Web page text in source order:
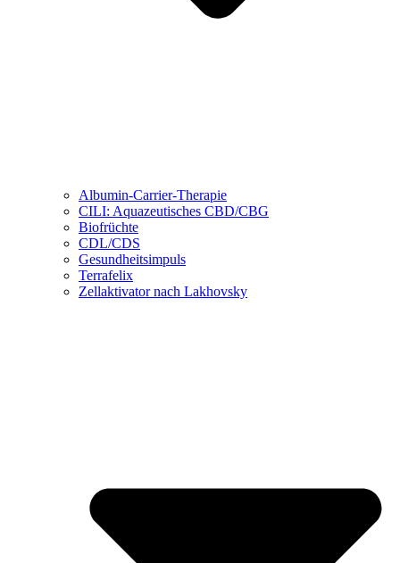
Albumin-Carrier-Therapie
CILI: Aquazeutisches CBD/CBG
Biofrüchte
CDL/CDS
Gesundheitsimpuls
Terrafelix
Zellaktivator nach Lakhovsky